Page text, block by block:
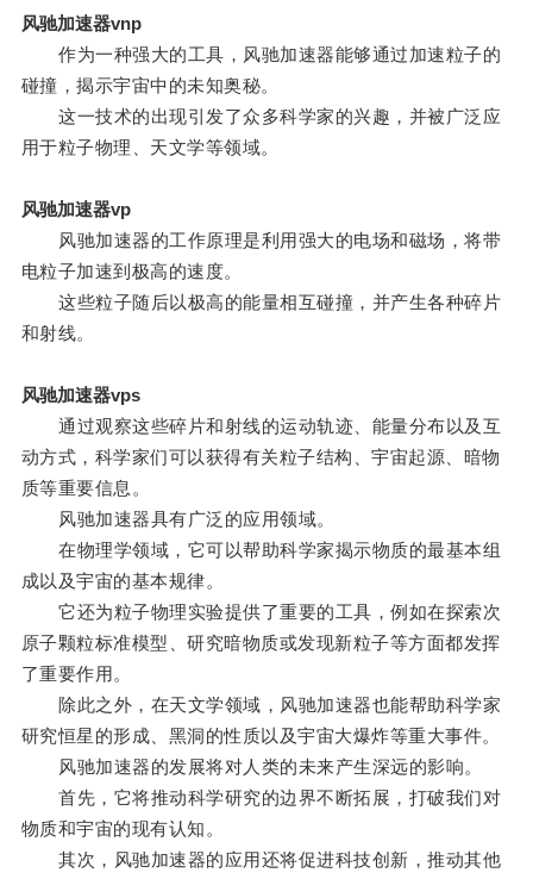
风驰加速器vnp
作为一种强大的工具，风驰加速器能够通过加速粒子的
碰撞，揭示宇宙中的未知奥秘。
这一技术的出现引发了众多科学家的兴趣，并被广泛应
用于粒子物理、天文学等领域。
风驰加速器vp
风驰加速器的工作原理是利用强大的电场和磁场，将带
电粒子加速到极高的速度。
这些粒子随后以极高的能量相互碰撞，并产生各种碎片
和射线。
风驰加速器vps
通过观察这些碎片和射线的运动轨迹、能量分布以及互
动方式，科学家们可以获得有关粒子结构、宇宙起源、暗物
质等重要信息。
风驰加速器具有广泛的应用领域。
在物理学领域，它可以帮助科学家揭示物质的最基本组
成以及宇宙的基本规律。
它还为粒子物理实验提供了重要的工具，例如在探索次
原子颗粒标准模型、研究暗物质或发现新粒子等方面都发挥
了重要作用。
除此之外，在天文学领域，风驰加速器也能帮助科学家
研究恒星的形成、黑洞的性质以及宇宙大爆炸等重大事件。
风驰加速器的发展将对人类的未来产生深远的影响。
首先，它将推动科学研究的边界不断拓展，打破我们对
物质和宇宙的现有认知。
其次，风驰加速器的应用还将促进科技创新，推动其他